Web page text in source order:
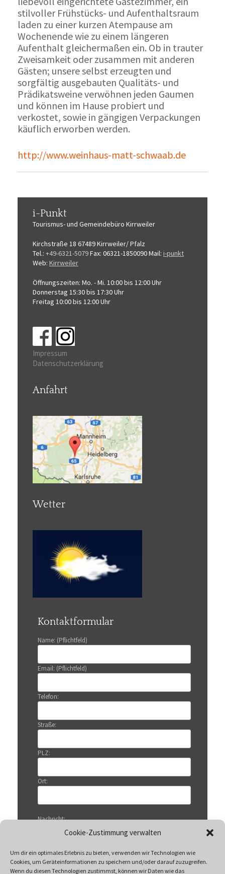
Cookie-Zustimmung verwalten
Um dir ein optimales Erlebnis zu bieten, verwenden wir Technologien wie
Cookies, um Geräteinformationen zu speichern und/oder darauf zuzugreifen.
Wenn du diesen Technologien zustimmst, können wir Daten wie das
stilvoller Frühstücks- und Aufenthaltsraum
laden zu einer kurzen Atempause am
Wochenende wie zu einem längeren
Aufenthalt gleichermaßen ein. Ob in trauter
Zweisamkeit oder zusammen mit anderen
Gästen; unsere selbst erzeugten und
sorgfältig ausgebauten Qualitäts- und
Prädikatsweine verwöhnen jeden Gaumen
und können im Hause probiert und
verkostet, sowie in gängigen Verpackungen
käuflich erworben werden.
http://www.weinhaus-matt-schwaab.de
i-Punkt
Tourismus-und Gemeindebüro Kirrweiler
Kirchstraße 18 67489 Kirrweiler/ Pfalz
Tel.: +49-6321-5079Fax: 06321-1850090Mail: i-punkt
Web: Kirrweiler
Öffnungszeiten: Mo. - Mi. 10:00 bis 12:00 Uhr
Donnerstag 15:30 bis 17:30 Uhr
Freitag 10:00 bis 12:00 Uhr
Impressum
Datenschutzerklärung
Anfahrt
Wetter
Kontaktformular
Name: (Pflichtfeld)
Email: (Pflichtfeld)
Telefon:
Straße:
PLZ:
Ort:
Nachricht: